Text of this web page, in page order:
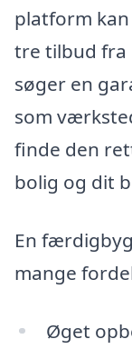
platform
tre tilbud fra
søger en
som
finde den
bolig og dit
En
mange
Øget